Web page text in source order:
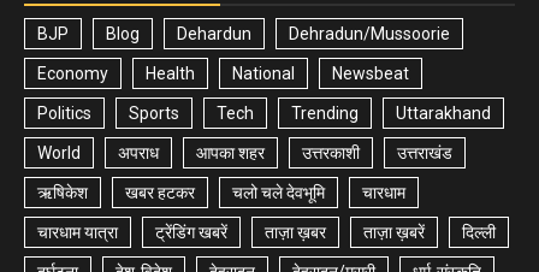
BJP Blog Dehardun Dehradun/Mussoorie
Economy Health National Newsbeat
Politics Sports Tech Trending Uttarakhand
World अपराध आपका शहर उत्तरकाशी उत्तराखंड
ऋषिकेश खबर हटकर चलो चले देवभूमि चारधाम
चारधाम यात्रा ट्रेंडिंग खबरें ताज़ा ख़बर ताज़ा ख़बरें दिल्ली